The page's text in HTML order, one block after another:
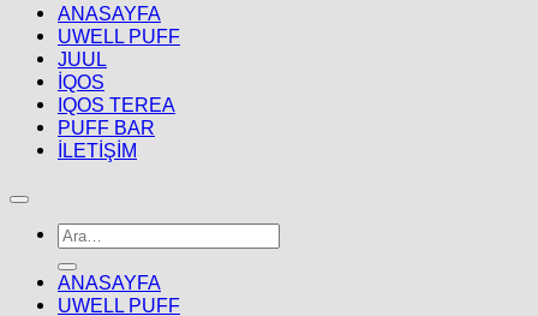
ANASAYFA
UWELL PUFF
JUUL
İQOS
IQOS TEREA
PUFF BAR
İLETİŞİM
Ara:
ANASAYFA
UWELL PUFF